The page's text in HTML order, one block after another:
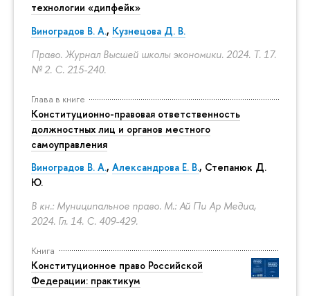
технологии «дипфейк»
Виноградов В. А., Кузнецова Д. В.
Право. Журнал Высшей школы экономики. 2024. Т. 17.
№ 2. С. 215-240.
Глава в книге
Конституционно-правовая ответственность
должностных лиц и органов местного
самоуправления
Виноградов В. А., Александрова Е. В., Степанюк Д.
Ю.
В кн.: Муниципальное право. М.: Ай Пи Ар Медиа,
2024. Гл. 14. С. 409-429.
Книга
Конституционное право Российской
Федерации: практикум